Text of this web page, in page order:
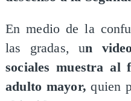
En medio de la
las gradas, un
sociales muestra al
adulto mayor, quien